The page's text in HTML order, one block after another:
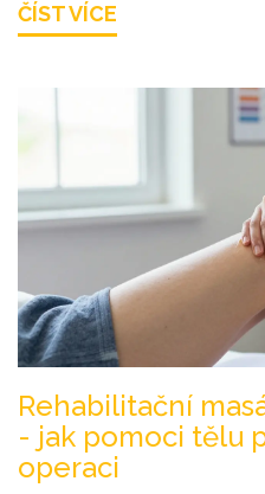
ČÍST VÍCE
Rehabilitační
- jak pomoci tělu
operaci